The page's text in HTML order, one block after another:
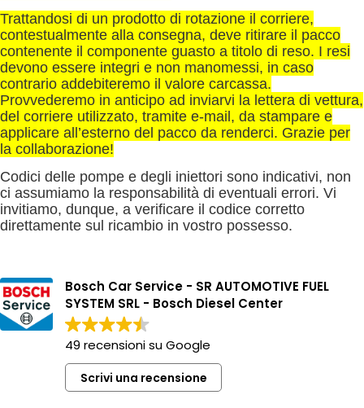
Trattandosi di un prodotto di rotazione il corriere,
contestualmente alla consegna, deve ritirare il pacco
contenente il componente guasto a titolo di reso. I resi
devono essere integri e non manomessi, in caso
contrario addebiteremo il valore carcassa.
Provvederemo in anticipo ad inviarvi la lettera di vettura,
del corriere utilizzato, tramite e-mail, da stampare e
applicare all’esterno del pacco da renderci. Grazie per
la collaborazione!
Codici delle pompe e degli iniettori sono indicativi, non
ci assumiamo la responsabilità di eventuali errori. Vi
invitiamo, dunque, a verificare il codice corretto
direttamente sul ricambio in vostro possesso.
Bosch Car Service - SR AUTOMOTIVE FUEL
SYSTEM SRL - Bosch Diesel Center
49 recensioni su Google
Scrivi una recensione